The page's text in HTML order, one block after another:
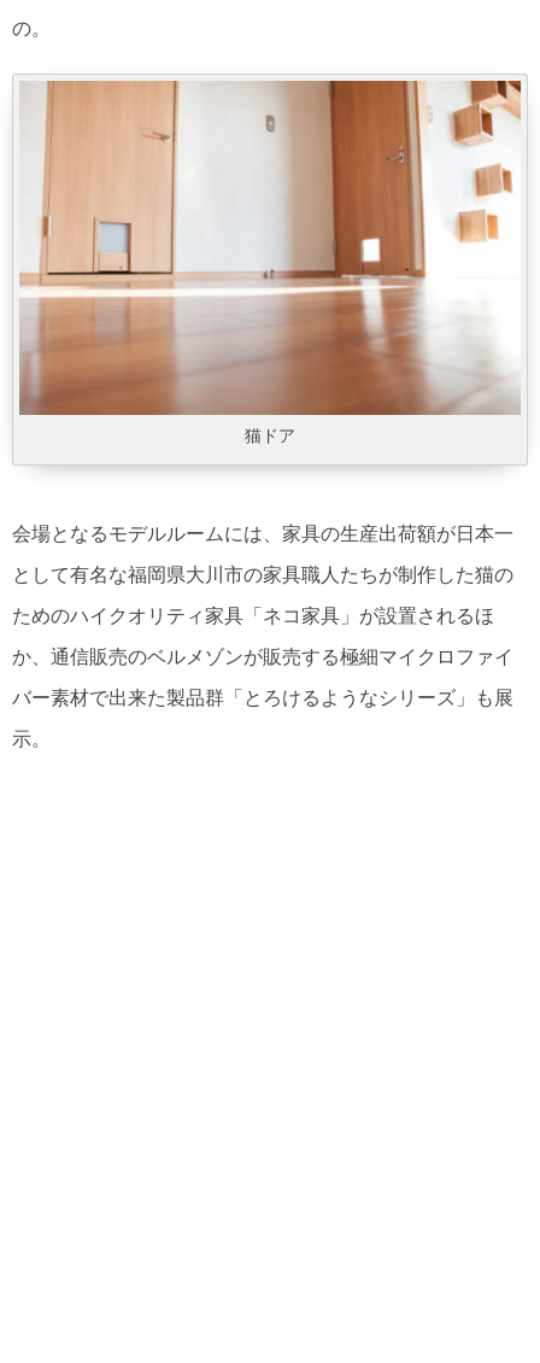
の。
猫ドア
会場となるモデルルームには、家具の生産出荷額が日本一
として有名な福岡県大川市の家具職人たちが制作した猫の
ためのハイクオリティ家具「ネコ家具」が設置されるほ
か、通信販売のベルメゾンが販売する極細マイクロファイ
バー素材で出来た製品群「とろけるようなシリーズ」も展
示。